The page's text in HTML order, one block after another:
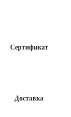
Сертификат
Доставка